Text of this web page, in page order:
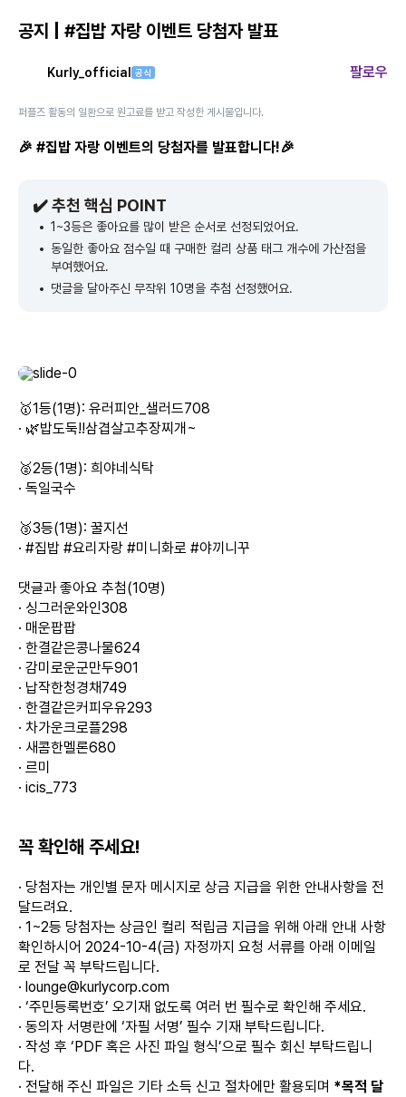
공지 | #집밥 자랑 이벤트 당첨자 발표
Kurly_official 공식 팔로우
퍼플즈 활동의 일환으로 원고료를 받고 작성한 게시물입니다.
🎉 #집밥 자랑 이벤트의 당첨자를 발표합니다!🎉
✔️ 추천 핵심 POINT
1~3등은 좋아요를 많이 받은 순서로 선정되었어요.
동일한 좋아요 점수일 때 구매한 컬리 상품 태그 개수에 가산점을
부여했어요.
댓글을 달아주신 무작위 10명을 추첨 선정했어요.
🥇1등(1명): 유러피안_샐러드708
· 🌿밥도둑!!삼겹살고추장찌개~
🥈2등(1명): 희야네식탁
· 독일국수
🥉3등(1명): 꿀지선
· #집밥 #요리자랑 #미니화로 #야끼니꾸
댓글과 좋아요 추첨(10명)
· 싱그러운와인308
· 매운팝팝
· 한결같은콩나물624
· 감미로운군만두901
· 납작한청경채749
· 한결같은커피우유293
· 차가운크로플298
· 새콤한멜론680
· 르미
· icis_773
꼭 확인해 주세요!
· 당첨자는 개인별 문자 메시지로 상금 지급을 위한 안내사항을 전
달드려요.
· 1~2등 당첨자는 상금인 컬리 적립금 지급을 위해 아래 안내 사항
확인하시어 2024-10-4(금) 자정까지 요청 서류를 아래 이메일
로 전달 꼭 부탁드립니다.
· lounge@kurlycorp.com
· ‘주민등록번호’ 오기재 없도록 여러 번 필수로 확인해 주세요.
· 동의자 서명란에 ‘자필 서명’ 필수 기재 부탁드립니다.
· 작성 후 ‘PDF 혹은 사진 파일 형식’으로 필수 회신 부탁드립니
다.
· 전달해 주신 파일은 기타 소득 신고 절차에만 활용되며 *목적 달